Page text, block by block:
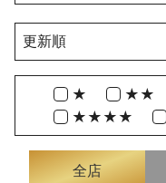
★ ★★
★★★★
全店